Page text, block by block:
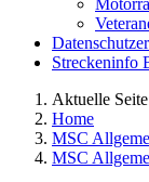
Streckeninfo
Aktuelle
Home
MSC
MSC